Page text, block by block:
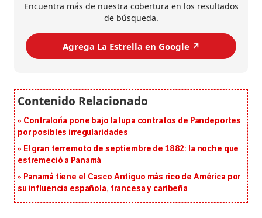
Encuentra más de nuestra cobertura en los resultados
de búsqueda.
Agrega La Estrella en Google ↗️
Contraloría pone bajo la lupa contratos de Pandeportes
por posibles irregularidades
El gran terremoto de septiembre de 1882: la noche que
estremeció a Panamá
Panamá tiene el Casco Antiguo más rico de América por
su influencia española, francesa y caribeña